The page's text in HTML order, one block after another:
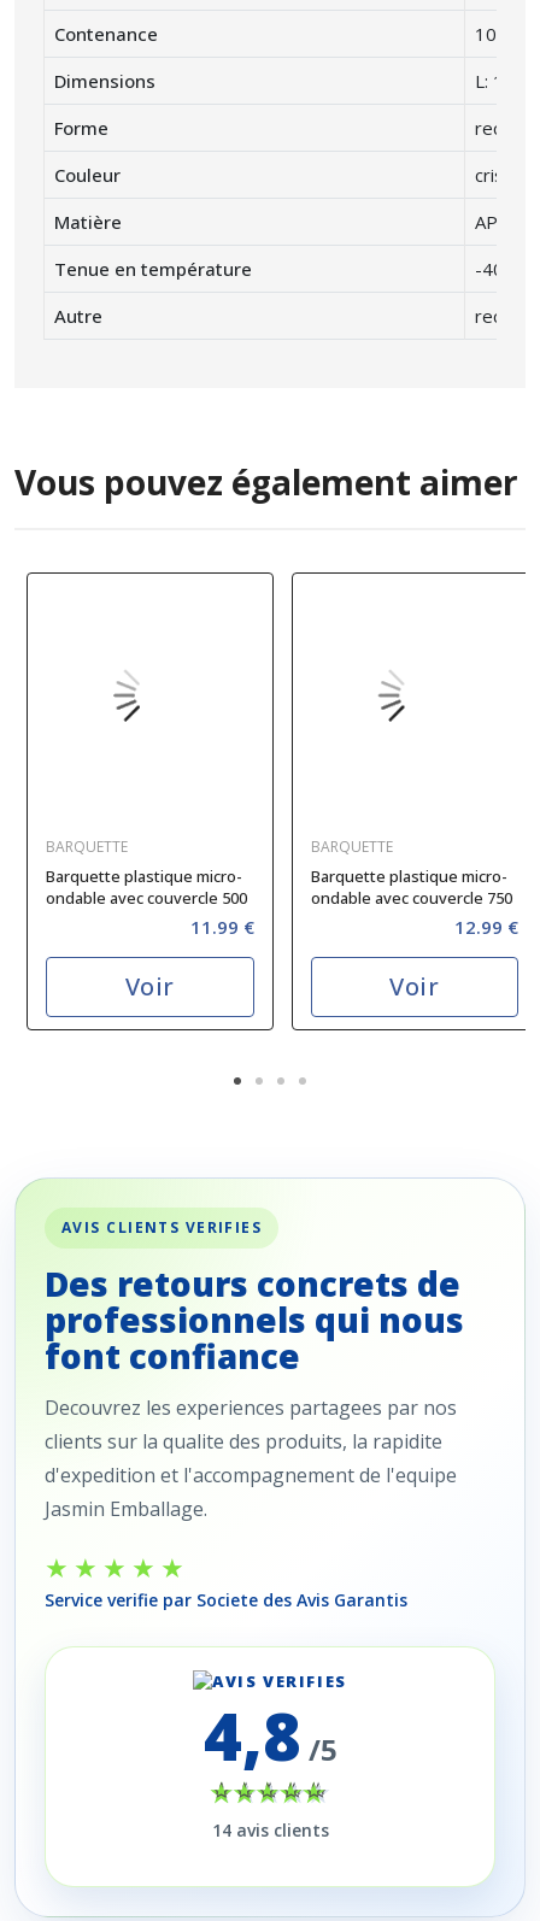
Contenance
1000
Dimensions
L: 190
Forme
Couleur
cristal
Matière
APET
Tenue en température
-40° C
Autre
Vous pouvez également aimer
BARQUETTE
Barquette plastique micro-
ondable avec couvercle 500
11.99 €
Voir
BARQUETTE
Barquette plastique micro-
ondable avec couvercle 750
12.99 €
Voir
AVIS CLIENTS VERIFIES
Des retours concrets de
professionnels qui nous
font confiance
Decouvrez les experiences partagees par nos
clients sur la qualite des produits, la rapidite
d'expedition et l'accompagnement de l'equipe
Jasmin Emballage.
★★★★★
Service verifie par Societe des Avis Garantis
4,8 /5
14avis clients